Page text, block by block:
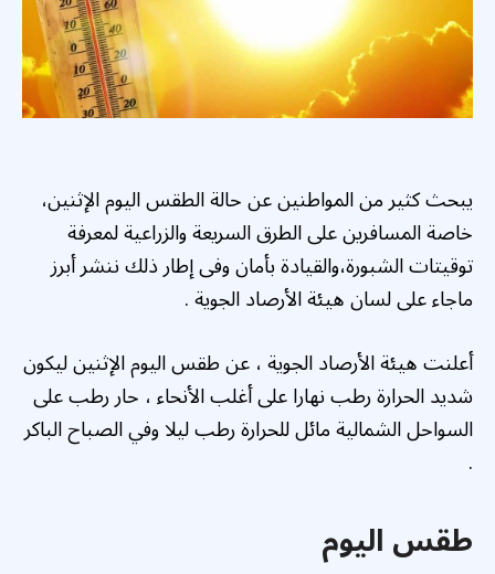
يبحث كثير من المواطنين عن حالة الطقس اليوم الإثنين،
خاصة المسافرين على الطرق السريعة والزراعية لمعرفة
توقيتات الشبورة،والقيادة بأمان وفى إطار ذلك ننشر أبرز
ماجاء على لسان هيئة الأرصاد الجوية .
أعلنت هيئة الأرصاد الجوية ، عن طقس اليوم الإثنين ليكون
شديد الحرارة رطب نهارا على أغلب الأنحاء ، حار رطب على
السواحل الشمالية مائل للحرارة رطب ليلا وفي الصباح الباكر
.
طقس اليوم